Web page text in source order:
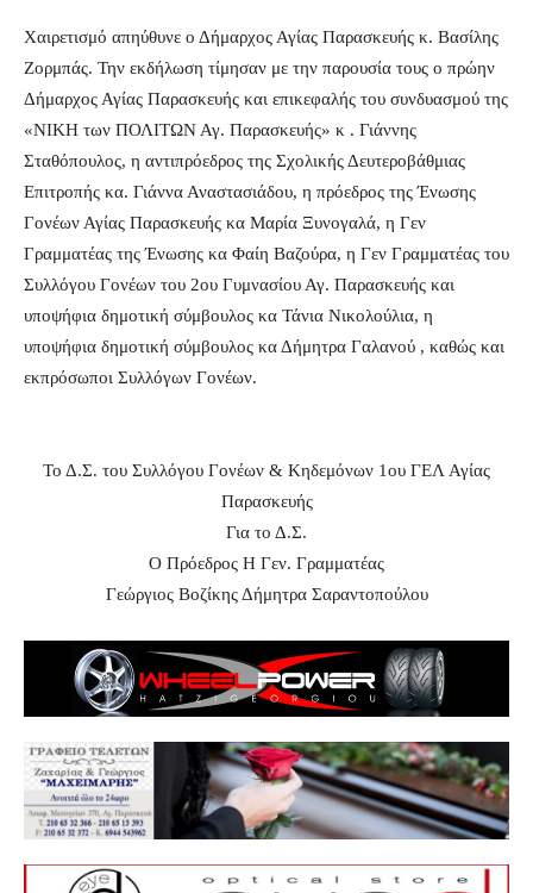
Χαιρετισμό απηύθυνε ο Δήμαρχος Αγίας Παρασκευής κ. Βασίλης
Ζορμπάς. Την εκδήλωση τίμησαν με την παρουσία τους ο πρώην
Δήμαρχος Αγίας Παρασκευής και επικεφαλής του συνδυασμού της
«ΝΙΚΗ των ΠΟΛΙΤΩΝ Αγ. Παρασκευής» κ . Γιάννης
Σταθόπουλος, η αντιπρόεδρος της Σχολικής Δευτεροβάθμιας
Επιτροπής κα. Γιάννα Αναστασιάδου, η πρόεδρος της Ένωσης
Γονέων Αγίας Παρασκευής κα Μαρία Ξυνογαλά, η Γεν
Γραμματέας της Ένωσης κα Φαίη Βαζούρα, η Γεν Γραμματέας του
Συλλόγου Γονέων του 2ου Γυμνασίου Αγ. Παρασκευής και
υποψήφια δημοτική σύμβουλος κα Τάνια Νικολούλια, η
υποψήφια δημοτική σύμβουλος κα Δήμητρα Γαλανού , καθώς και
εκπρόσωποι Συλλόγων Γονέων.
Το Δ.Σ. του Συλλόγου Γονέων & Κηδεμόνων 1ου ΓΕΛ Αγίας
Παρασκευής
Για το Δ.Σ.
Ο Πρόεδρος Η Γεν. Γραμματέας
Γεώργιος Βοζίκης Δήμητρα Σαραντοπούλου